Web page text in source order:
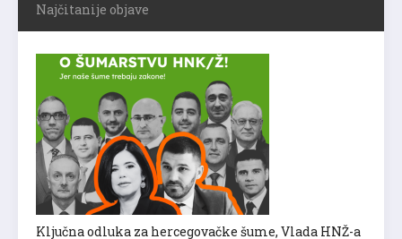
Najčitanije objave
Ključna odluka za hercegovačke šume, Vlada HNŽ-a